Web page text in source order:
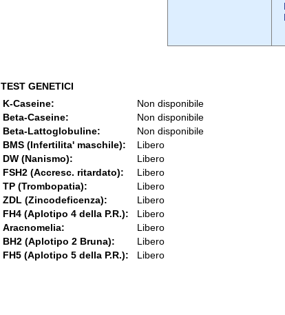
TEST GENETICI
K-Caseine:
Non disponibile
Beta-Caseine:
Non disponibile
Beta-Lattoglobuline:
Non disponibile
BMS (Infertilita' maschile):
Libero
DW (Nanismo):
Libero
FSH2 (Accresc. ritardato):
Libero
TP (Trombopatia):
Libero
ZDL (Zincodeficenza):
Libero
FH4 (Aplotipo 4 della P.R.):
Libero
Aracnomelia:
Libero
BH2 (Aplotipo 2 Bruna):
Libero
FH5 (Aplotipo 5 della P.R.):
Libero